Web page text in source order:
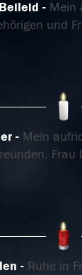
Mein
und
Mein
Frau
Ruhe in